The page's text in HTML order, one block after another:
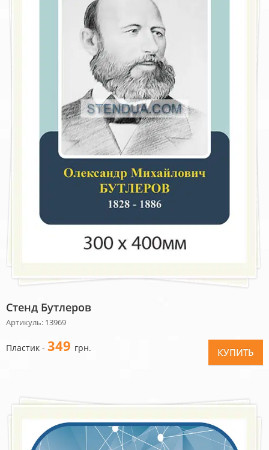
Стенд Бутлеров
Артикуль: 13969
Пластик - 349 грн. КУПИТЬ